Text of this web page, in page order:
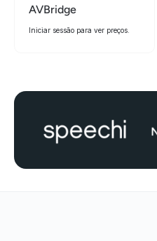
AVBridge
Iniciar sessão para ver preços.